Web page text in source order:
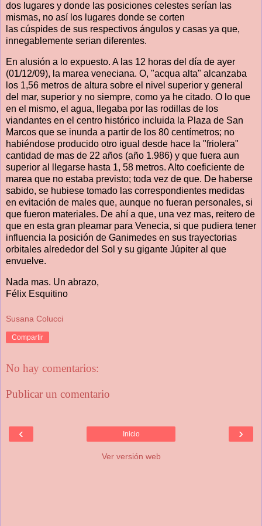
dos lugares y donde las posiciones celestes serían las
mismas, no así los lugares donde se corten
las cúspides de sus respectivos ángulos y casas ya que,
innegablemente serian diferentes.
En alusión a lo expuesto. A las 12 horas del día de ayer
(01/12/09), la marea veneciana. O, "acqua alta" alcanzaba
los 1,56 metros de altura sobre el nivel superior y general
del mar, superior y no siempre, como ya he citado. O lo que
en el mismo, el agua, llegaba por las rodillas de los
viandantes en el centro histórico incluida la Plaza de San
Marcos que se inunda a partir de los 80 centímetros; no
habiéndose producido otro igual desde hace la "friolera"
cantidad de mas de 22 años (año 1.986) y que fuera aun
superior al llegarse hasta 1, 58 metros. Alto coeficiente de
marea que no estaba previsto; toda vez de que. De haberse
sabido, se hubiese tomado las correspondientes medidas
en evitación de males que, aunque no fueran personales, si
que fueron materiales. De ahí a que, una vez mas, reitero de
que en esta gran pleamar para Venecia, si que pudiera tener
influencia la posición de Ganimedes en sus trayectorias
orbitales alrededor del Sol y su gigante Júpiter al que
envuelve.
Nada mas. Un abrazo,
Félix Esquitino
Susana Colucci
Compartir
No hay comentarios:
Publicar un comentario
‹ ›
Inicio
Ver versión web